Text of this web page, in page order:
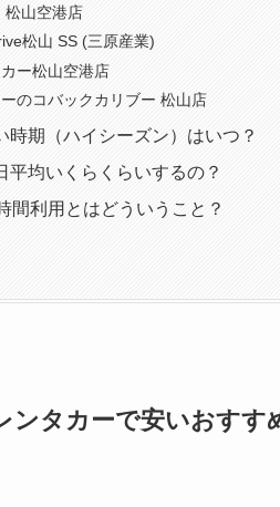
松山空港店
松山 SS (三原産業)
ー松山空港店
のコバックカリブー 松山店
時期（ハイシーズン）はいつ？
平均いくらくらいするの？
間利用とはどういうこと？
ンタカーで安いおすす